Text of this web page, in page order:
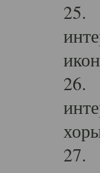
25.
26.
27.